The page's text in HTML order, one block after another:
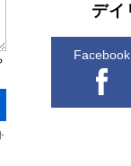
デイ
Facebook